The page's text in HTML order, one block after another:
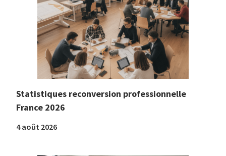
Statistiques reconversion professionnelle
France 2026
4 août 2026